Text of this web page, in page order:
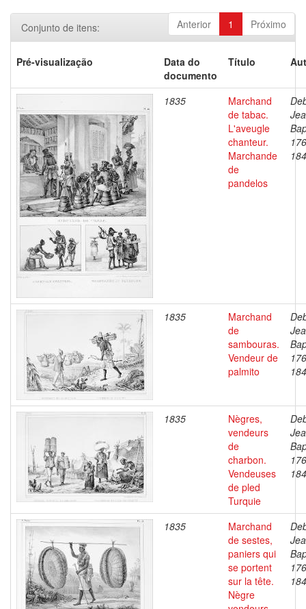
Anterior 1 Próximo
Conjunto de itens:
Pré-visualização
Data do
documento
Título
1835
Marchand
de tabac.
L'aveugle
chanteur.
Marchande
de
pandelos
1835
Marchand
de
sambouras.
Vendeur de
palmito
1835
Nègres,
vendeurs
de
charbon.
Vendeuses
de pled
Turquie
1835
Marchand
de sestes,
paniers qui
se portent
sur la tête.
Nègre